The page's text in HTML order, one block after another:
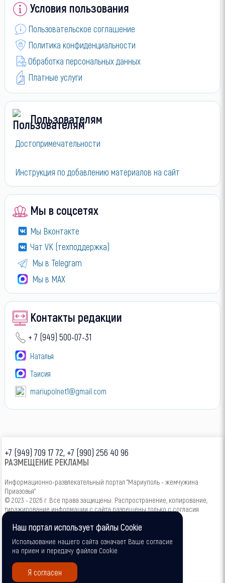
Условия пользования
Пользовательское соглашение
Политика конфиденциальности
Обработка персональных данных
Платные услуги
Пользователям
Достопримечательности
Инструкция по добавлению материалов на сайт
Мы в соцсетях
Мы Вконтакте
Чат VK (техподдержка)
Мы в Telegram
Мы в МАХ
Контакты редакции
+ 7 (949) 500-07-31
Наталья
Таисия
mariupolnet1@gmail.com
+7 (949) 709 17 72, +7 (990) 256 40 96
РАЗМЕЩЕНИЕ РЕКЛАМЫ
Информационно-развлекательный портал "Мариуполь - жемчужина
Приазовья"
© 2023 - 2026 г. Все права защищены. Распространение, копирование,
тиражирование информации с сайта разрешены только с согласия
16+
Наш портал использует файлы Cookie
Использование нашего сайта означает Ваше согласие
на прием и передачу файлов Cookie
Я согласен